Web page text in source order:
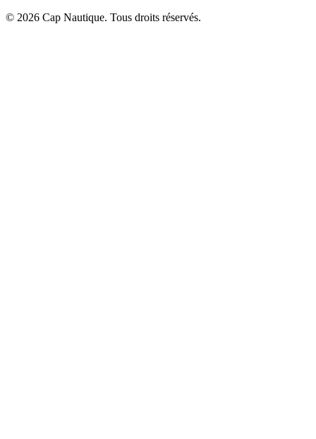
© 2026 Cap Nautique. Tous droits réservés.